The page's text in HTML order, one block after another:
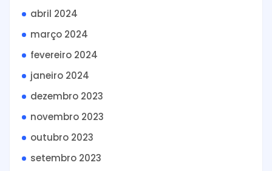
abril 2024
março 2024
fevereiro 2024
janeiro 2024
dezembro 2023
novembro 2023
outubro 2023
setembro 2023